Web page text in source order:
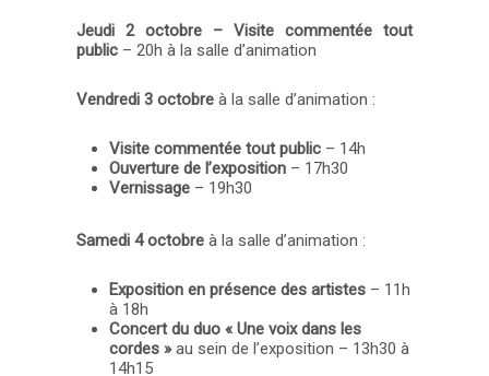
Jeudi 2 octobre – Visite commentée tout
public – 20h à la salle d’animation
Vendredi 3 octobre à la salle d’animation :
Visite commentée tout public – 14h
Ouverture de l’exposition – 17h30
Vernissage – 19h30
Samedi 4 octobre à la salle d’animation :
Exposition en présence des artistes – 11h
à 18h
Concert du duo « Une voix dans les
cordes »au sein de l’exposition – 13h30 à
14h15